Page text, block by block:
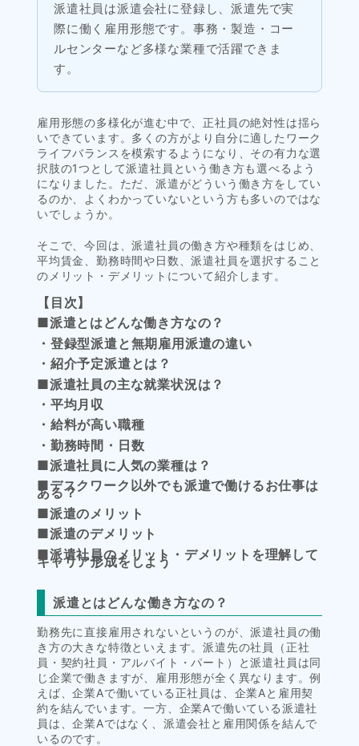
派遣社員は派遣会社に登録し、派遣先で実
際に働く雇用形態です。事務・製造・コー
ルセンターなど多様な業種で活躍できま
す。
雇用形態の多様化が進む中で、正社員の絶対性は揺ら
いできています。多くの方がより自分に適したワーク
ライフバランスを模索するようになり、その有力な選
択肢の1つとして派遣社員という働き方も選べるよう
になりました。ただ、派遣がどういう働き方をしてい
るのか、よくわかっていないという方も多いのではな
いでしょうか。
そこで、今回は、派遣社員の働き方や種類をはじめ、
平均賃金、勤務時間や日数、派遣社員を選択すること
のメリット・デメリットについて紹介します。
【目次】
■派遣とはどんな働き方なの？
・登録型派遣と無期雇用派遣の違い
・紹介予定派遣とは？
■派遣社員の主な就業状況は？
・平均月収
・給料が高い職種
・勤務時間・日数
■派遣社員に人気の業種は？
■デスクワーク以外でも派遣で働けるお仕事は
ある？
■派遣のメリット
■派遣のデメリット
■派遣社員のメリット・デメリットを理解して
キャリア形成をしよう
派遣とはどんな働き方なの？
勤務先に直接雇用されないというのが、派遣社員の働
き方の大きな特徴といえます。派遣先の社員（正社
員・契約社員・アルバイト・パート）と派遣社員は同
じ企業で働きますが、雇用形態が全く異なります。例
えば、企業Aで働いている正社員は、企業Aと雇用契
約を結んでいます。一方、企業Aで働いている派遣社
員は、企業Aではなく、派遣会社と雇用関係を結んで
いるのです。